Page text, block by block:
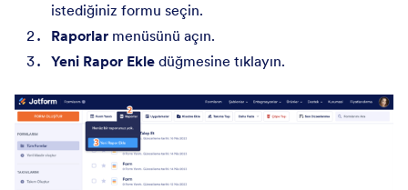
istediğiniz formu seçin.
Raporlar menüsünü açın.
Yeni Rapor Ekle düğmesine tıklayın.